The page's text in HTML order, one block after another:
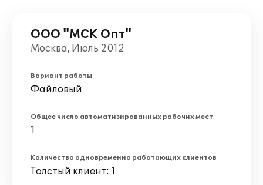
ООО "МСК Опт"
Москва, Июль 2012
Вариант работы
Файловый
Общее число автоматизированных рабочих мест
1
Количество одновременно работающих клиентов
Толстый клиент: 1